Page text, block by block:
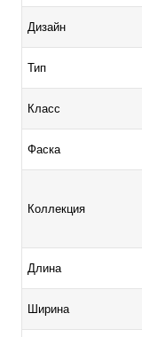
Дизайн
Тип
Класс
Фаска
Коллекция
Длина
Ширина